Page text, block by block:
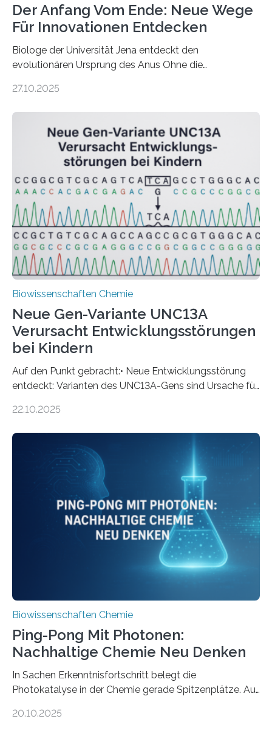
Der Anfang Vom Ende: Neue Wege
Für Innovationen Entdecken
Biologe der Universität Jena entdeckt den
evolutionären Ursprung des Anus Ohne die
Verdauungssystems würde es keine großen Säugetiere
mit den erforderlichen Energiemengen versorgt
werden, die es für all seine aufwendigen Denkprozesse
benötigt. Für einen durchgehenden Verdauungstrakt ist
allerdings – anders als bei ursprünglichen
Lebensformen – nicht nur eine Mundöffnung, sondern
auch ein Anus erforderlich, durch den Verdauungsreste
den Körper wieder verlassen. Doch…
27.10.2025
Biowissenschaften Chemie
Neue Gen-Variante UNC13A
Verursacht Entwicklungsstörungen
bei Kindern
Auf den Punkt gebracht:• Neue Entwicklungsstörung
entdeckt: Varianten des UNC13A-Gens sind Ursache für
Formen der Entwicklungsstörung identifiziert: Je nach
mit unterschiedlichem Schweregrad, die auf
verschiedenen molekularen Mechanismen beruhen.•
Möglicher Ansatz für Therapien: In Zukunft könnten
sogenannte Antisense-Oligonukleotid-Therapien, die
ausschließlich die Produktion krankmachender
UNC13A-Proteine unterdrücken, die Symptome bei
zwei Formen der Krankheit abschwächen. Eine E-Mail
schreiben, zum Bus rennen, das Lied im Kopfhörer
mitsummen – damit wir denken, fühlen oder handeln
22.10.2025
Biowissenschaften Chemie
Ping-Pong Mit Photonen:
Nachhaltige Chemie Neu Denken
In Sachen Erkenntnisfortschritt belegt die
Photokatalyse in der Chemie gerade Spitzenplätze. Auf
Team am Rostocker Leibniz-Institut für Katalyse neue
20.10.2025